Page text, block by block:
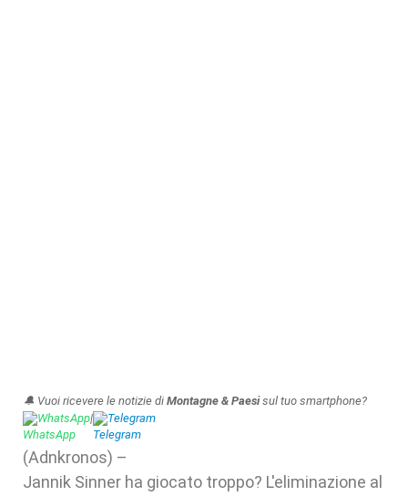
🔔 Vuoi ricevere le notizie di Montagne & Paesisul tuo smartphone?
WhatsApp| Telegram
(Adnkronos) –
Jannik Sinner ha giocato troppo? L'eliminazione al